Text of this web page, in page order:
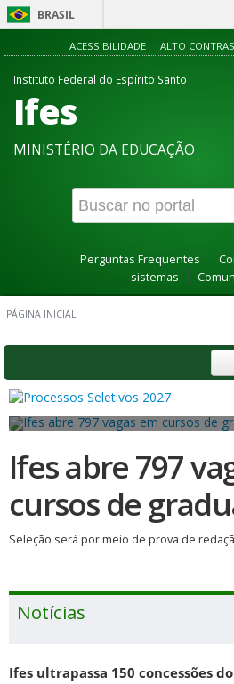
BRASIL
ACESSIBILIDADE ALTO
Instituto Federal do Espírito Santo
Ifes
MINISTÉRIO DA EDUCAÇÃO
Perguntas Frequentes
sistemas
PÁGINA INICIAL
Ifes abre 797
cursos de
Seleção será por meio de prova de
Notícias
Ifes ultrapassa 150 concessões do